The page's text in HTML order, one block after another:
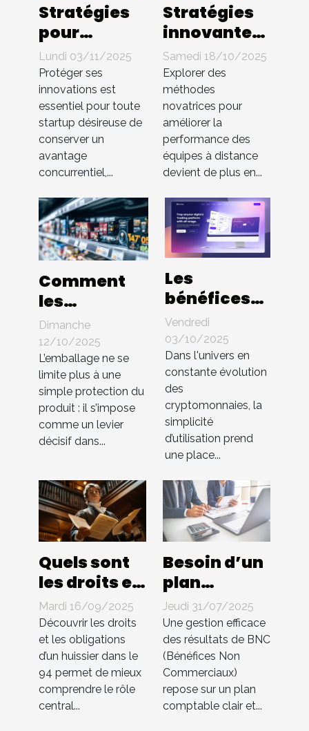
Stratégies
pour
protéger les
innovations
en startup
sans brevet
Lundi 03/11/2025
Protéger ses
innovations est
essentiel pour toute
startup désireuse de
conserver un
avantage
concurrentiel,...
Stratégies
innovantes
pour
booster
l'efficacité
des équipes
à distance
Samedi 18/10/2025
Explorer des
méthodes
novatrices pour
améliorer la
performance des
équipes à distance
devient de plus en...
Comment
les
innovations
en
packaging
influencent-
elles les
ventes ?
Dimanche
12/10/2025
L’emballage ne se
limite plus à une
simple protection du
produit : il s’impose
comme un levier
décisif dans...
Les
bénéfices
d'une
interface
utilisateur
intuitive
dans les
échanges
de cryptos
Vendredi
03/10/2025
Dans l'univers en
constante évolution
des
cryptomonnaies, la
simplicité
d’utilisation prend
une place...
Quels sont
les droits et
les
obligations
d'un
huissier
dans le 94 ?
Mardi 16/09/2025
Découvrir les droits
et les obligations
d’un huissier dans le
94 permet de mieux
comprendre le rôle
central...
Besoin d’un
plan
comptable
pour BNC ?
Compta 4
You
s’occupe de
tout !
Jeudi 31/07/2025
Une gestion efficace
des résultats de BNC
(Bénéfices Non
Commerciaux)
repose sur un plan
comptable clair et...